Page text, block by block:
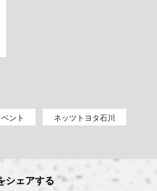
ント ネッツトヨタ石川
シェアする